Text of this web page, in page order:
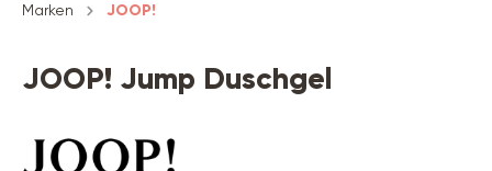
Marken JOOP!
JOOP! Jump Duschgel